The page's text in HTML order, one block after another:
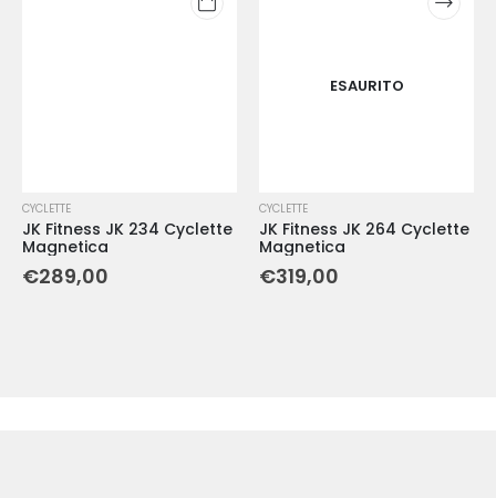
CYCLETTE
JK Fitness JK 234 Cyclette
Magnetica
€289,00
ESAURITO
CYCLETTE
JK Fitness JK 264 Cyclette
Magnetica
€319,00